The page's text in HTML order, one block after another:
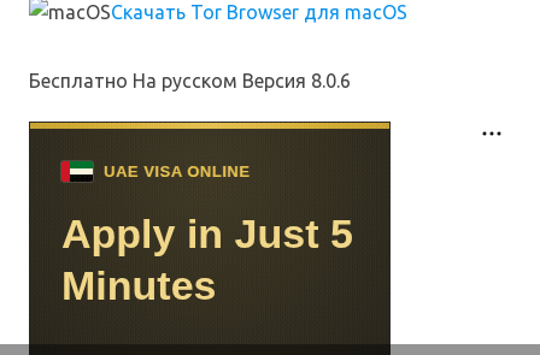
Скачать Tor Browser для macOS
Бесплатно На русском Версия 8.0.6